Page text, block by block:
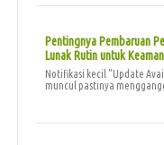
Pentingnya Pembaruan
Lunak Rutin untuk
Notifikasi kecil "Update
muncul pastinya